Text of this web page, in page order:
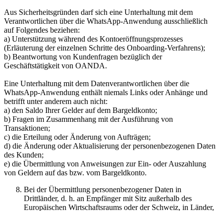
Aus Sicherheitsgründen darf sich eine Unterhaltung mit dem
Verantwortlichen über die WhatsApp-Anwendung ausschließlich
auf Folgendes beziehen:
a) Unterstützung während des Kontoeröffnungsprozesses
(Erläuterung der einzelnen Schritte des Onboarding-Verfahrens);
b) Beantwortung von Kundenfragen bezüglich der
Geschäftstätigkeit von OANDA.
Eine Unterhaltung mit dem Datenverantwortlichen über die
WhatsApp-Anwendung enthält niemals Links oder Anhänge und
betrifft unter anderem auch nicht:
a) den Saldo Ihrer Gelder auf dem Bargeldkonto;
b) Fragen im Zusammenhang mit der Ausführung von
Transaktionen;
c) die Erteilung oder Änderung von Aufträgen;
d) die Änderung oder Aktualisierung der personenbezogenen Daten
des Kunden;
e) die Übermittlung von Anweisungen zur Ein- oder Auszahlung
von Geldern auf das bzw. vom Bargeldkonto.
Bei der Übermittlung personenbezogener Daten in
Drittländer, d. h. an Empfänger mit Sitz außerhalb des
Europäischen Wirtschaftsraums oder der Schweiz, in Länder,